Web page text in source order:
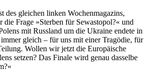
des gleichen linken Wochenmagazins,
die Frage »Sterben für Sewastopol?« und
mit Russland um die Ukraine endete in
gleich – für uns mit einer Tragödie, für
Wollen wir jetzt die Europäische
setzen? Das Finale wird genau dasselbe